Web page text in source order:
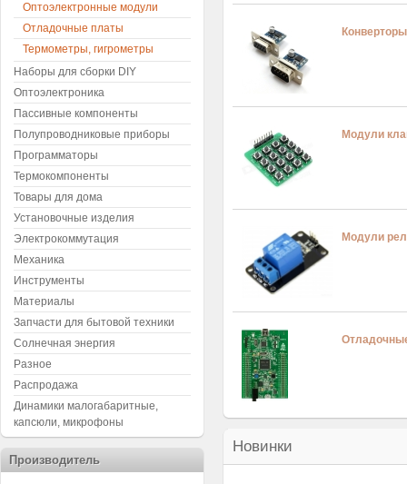
Модули
Модули
Новинки
Оптоэлектронные модули
Отладочные платы
Термометры, гигрометры
Наборы для сборки DIY
Оптоэлектроника
Пассивные компоненты
Полупроводниковые приборы
Программаторы
Термокомпоненты
Товары для дома
Установочные изделия
Электрокоммутация
Механика
Инструменты
Материалы
Запчасти для бытовой техники
Солнечная энергия
Разное
Распродажа
Динамики малогабаритные,
капсюли, микрофоны
Производитель